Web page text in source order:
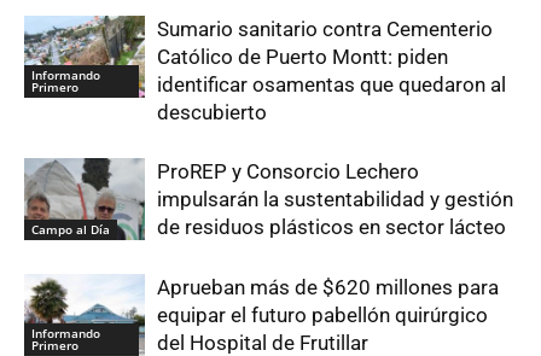
Informando
Primero
Sumario sanitario contra Cementerio
Católico de Puerto Montt: piden
identificar osamentas que quedaron al
descubierto
Campo al Día
ProREP y Consorcio Lechero
impulsarán la sustentabilidad y gestión
de residuos plásticos en sector lácteo
Informando
Primero
Aprueban más de $620 millones para
equipar el futuro pabellón quirúrgico
del Hospital de Frutillar